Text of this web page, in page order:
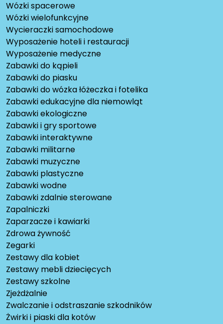
Wózki spacerowe
Wózki wielofunkcyjne
Wycieraczki samochodowe
Wyposażenie hoteli i restauracji
Wyposażenie medyczne
Zabawki do kąpieli
Zabawki do piasku
Zabawki do wózka łóżeczka i fotelika
Zabawki edukacyjne dla niemowląt
Zabawki ekologiczne
Zabawki i gry sportowe
Zabawki interaktywne
Zabawki militarne
Zabawki muzyczne
Zabawki plastyczne
Zabawki wodne
Zabawki zdalnie sterowane
Zapalniczki
Zaparzacze i kawiarki
Zdrowa żywność
Zegarki
Zestawy dla kobiet
Zestawy mebli dziecięcych
Zestawy szkolne
Zjeżdżalnie
Zwalczanie i odstraszanie szkodników
Żwirki i piaski dla kotów